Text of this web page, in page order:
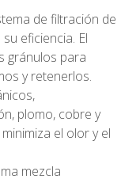
de filtración de
eficiencia. El
gránulos para
y retenerlos.
plomo, cobre y
el olor y el
mezcla